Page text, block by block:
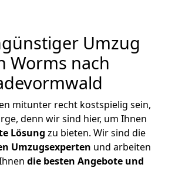
Umzug
Worms nach
mitunter recht kostspielig sein,
denn wir sind hier, um Ihnen
Lösung zu bieten. Wir sind die
Umzugsexperten und arbeiten
die besten Angebote und